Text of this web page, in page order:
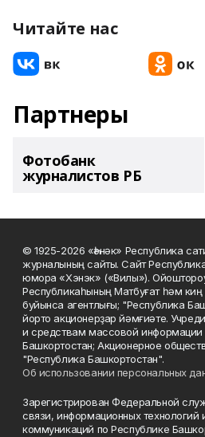
Читайте нас
Партнеры
Фотобанк
журналистов РБ
© 1925-2026 «Һәнәк» Республика
журналының сайты. Сайт
юмора «Хэнэк» («Вилы»).
Республикаһының Матбуғат һәм
буйынса агентлығы; "Республика
йорто акционерҙар йәмғиәте.
и средствам массовой информации
Башкортостан; Акционерное
"Республика Башкортостан".
Об использовании персональных
Зарегистрирован Федеральной
связи, информационных
коммуникаций по Республике